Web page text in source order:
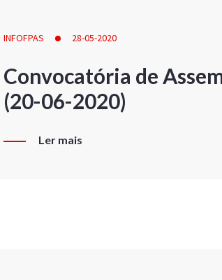
INFOFPAS 28-05-2020
Convocatória de
(20-06-2020)
Ler mais